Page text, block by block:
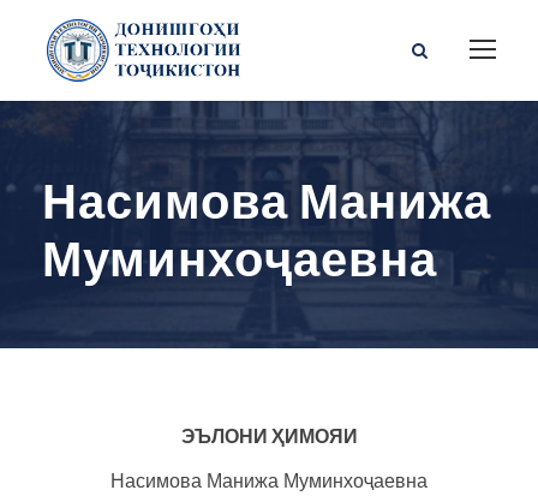
Насимова Манижа
Муминхоҷаевна
ЭЪЛОНИ ҲИМОЯИ
Насимова Манижа Муминхоҷаевна